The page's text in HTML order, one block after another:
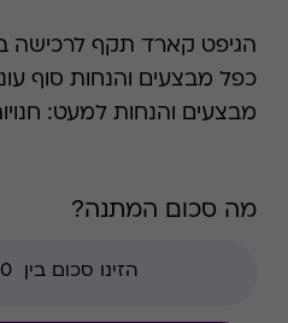
הגיפט קארד תקף לרכישה
מבצעים והנחות למעט:
מה סכום המתנה?